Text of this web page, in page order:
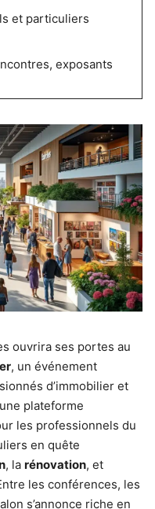
et particuliers
exposants
ouvrira ses portes au
, un événement
d’immobilier et
plateforme
les professionnels du
en quête
, la rénovation, et
les conférences, les
s’annonce riche en